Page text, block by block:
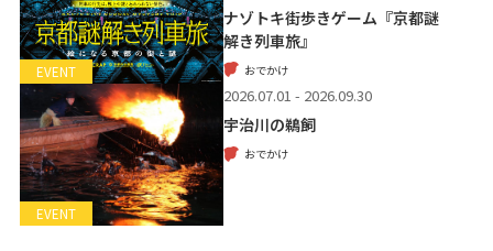
EVENT
ナゾトキ街歩きゲーム『京都謎
解き列車旅』
おでかけ
EVENT
2026.07.01 - 2026.09.30
宇治川の鵜飼
おでかけ